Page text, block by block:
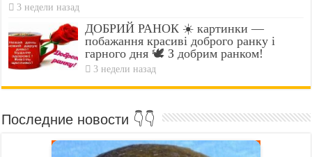
3 недели назад
ДОБРИЙ РАНОК ☀️ картинки —
побажання красиві доброго ранку і
гарного дня 🕊️ З добрим ранком!
3 недели назад
Последние новости 👇👇